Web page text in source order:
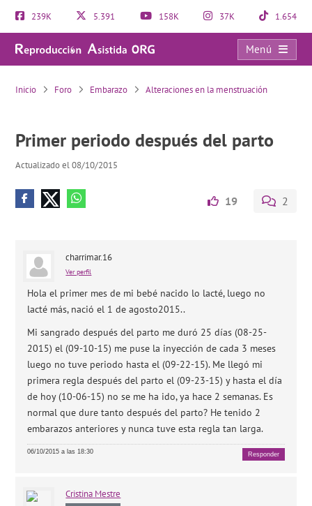
239K 5.391 158K 37K 1.654
Menú
Primer periodo después del parto
Inicio Foro Embarazo Alteraciones en la menstruación
Primer periodo después del parto
Actualizado el 08/10/2015
19 2
charrimar.16
Ver perfil
Hola el primer mes de mi bebé nacido lo lacté, luego no
lacté más, nació el 1 de agosto2015..
Mi sangrado después del parto me duró 25 días (08-25-
2015) el (09-10-15) me puse la inyección de cada 3 meses
luego no tuve periodo hasta el (09-22-15). Me llegó mi
primera regla después del parto el (09-23-15) y hasta el día
de hoy (10-06-15) no se me ha ido, ya hace 2 semanas. Es
normal que dure tanto después del parto? He tenido 2
embarazos anteriores y nunca tuve esta regla tan larga.
06/10/2015 a las 18:30 Responder
Cristina Mestre